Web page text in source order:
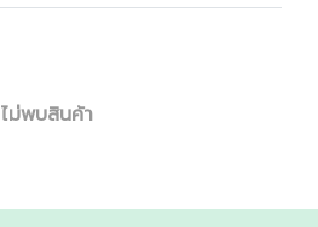
ไม่พบสินค้า